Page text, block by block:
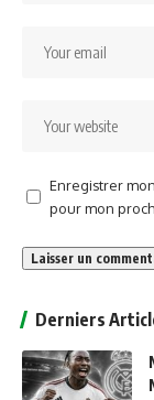
Enregistrer
pour mon
Derniers